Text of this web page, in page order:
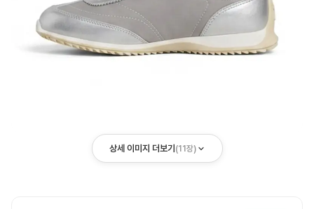
상세 이미지 더보기 (11장)